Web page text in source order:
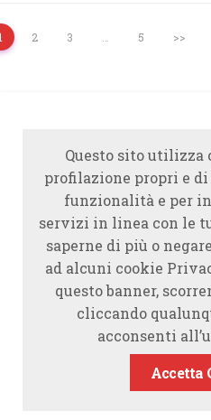
2 3 5 >>
Questo sito utilizza
profilazione propri e
funzionalità e per
servizi in linea con le
saperne di più o
ad alcuni cookie
questo banner,
cliccando
acconsenti
Accetta